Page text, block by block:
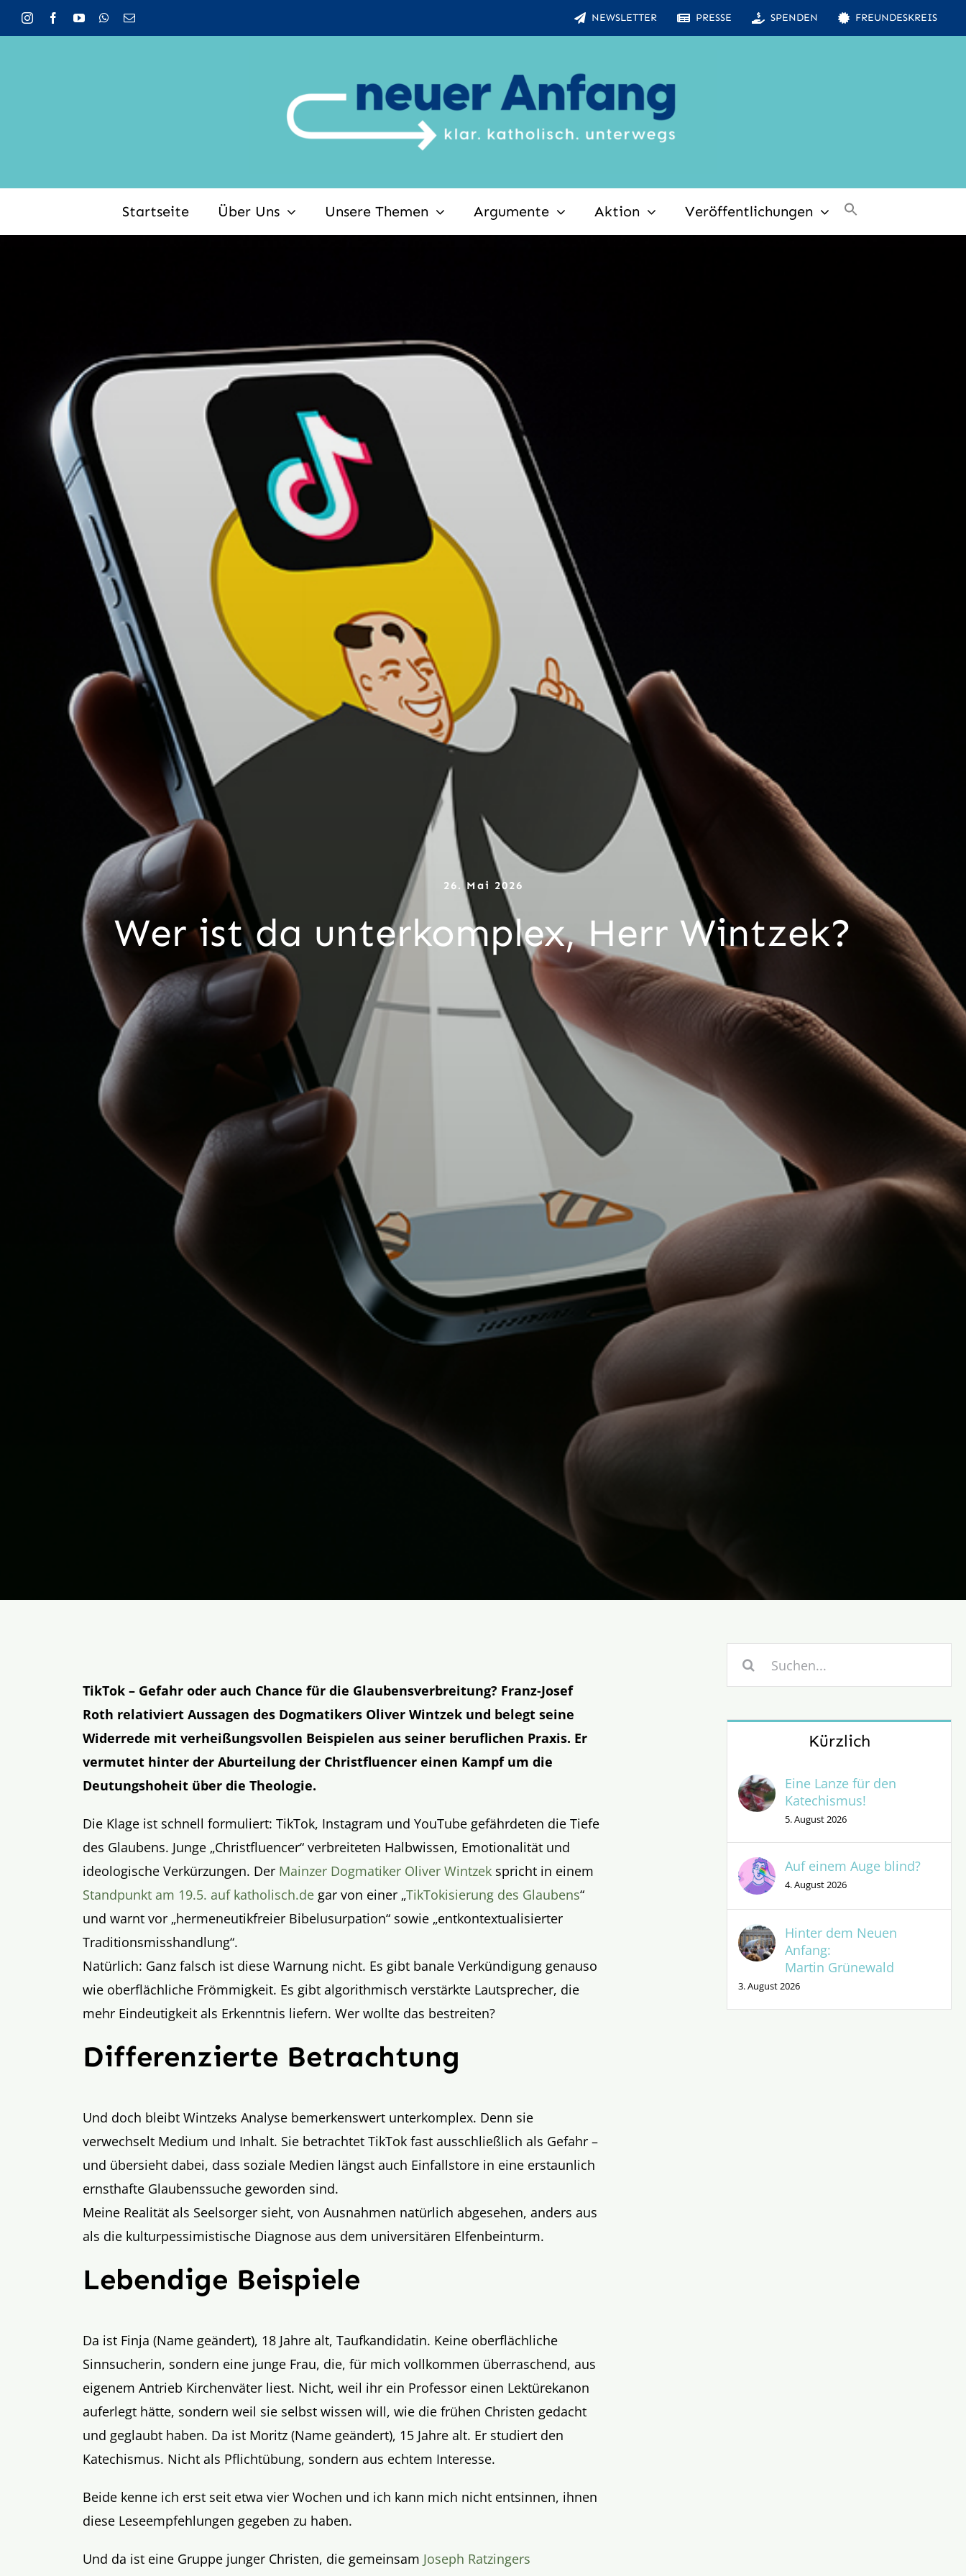
Zum
Inhalt
NEWSLETTER PRESSE SPENDEN FREUNDESKREIS
Startseite Über Uns Unsere Themen Argumente Aktion Veröffentlichungen
26. Mai 2026
Wer ist da unterkomplex, Herr Wintzek?
TikTok – Gefahr oder auch Chance für die Glaubensverbreitung? Franz-Josef
Roth relativiert Aussagen des Dogmatikers Oliver Wintzek und belegt seine
Widerrede mit verheißungsvollen Beispielen aus seiner beruflichen Praxis. Er
vermutet hinter der Aburteilung der Christfluencer einen Kampf um die
Deutungshoheit über die Theologie.
Die Klage ist schnell formuliert: TikTok, Instagram und YouTube gefährdeten die Tiefe
des Glaubens. Junge „Christfluencer“ verbreiteten Halbwissen, Emotionalität und
ideologische Verkürzungen. Der Mainzer Dogmatiker Oliver Wintzek spricht in einem
Standpunkt am 19.5. auf katholisch.de gar von einer „TikTokisierung des Glaubens“
und warnt vor „hermeneutikfreier Bibelusurpation“ sowie „entkontextualisierter
Traditionsmisshandlung“.
Natürlich: Ganz falsch ist diese Warnung nicht. Es gibt banale Verkündigung genauso
wie oberflächliche Frömmigkeit. Es gibt algorithmisch verstärkte Lautsprecher, die
mehr Eindeutigkeit als Erkenntnis liefern. Wer wollte das bestreiten?
Differenzierte Betrachtung
Und doch bleibt Wintzeks Analyse bemerkenswert unterkomplex. Denn sie
verwechselt Medium und Inhalt. Sie betrachtet TikTok fast ausschließlich als Gefahr –
und übersieht dabei, dass soziale Medien längst auch Einfallstore in eine erstaunlich
ernsthafte Glaubenssuche geworden sind.
Meine Realität als Seelsorger sieht, von Ausnahmen natürlich abgesehen, anders aus
als die kulturpessimistische Diagnose aus dem universitären Elfenbeinturm.
Lebendige Beispiele
Da ist Finja (Name geändert), 18 Jahre alt, Taufkandidatin. Keine oberflächliche
Sinnsucherin, sondern eine junge Frau, die, für mich vollkommen überraschend, aus
eigenem Antrieb Kirchenväter liest. Nicht, weil ihr ein Professor einen Lektürekanon
auferlegt hätte, sondern weil sie selbst wissen will, wie die frühen Christen gedacht
und geglaubt haben. Da ist Moritz (Name geändert), 15 Jahre alt. Er studiert den
Katechismus. Nicht als Pflichtübung, sondern aus echtem Interesse.
Beide kenne ich erst seit etwa vier Wochen und ich kann mich nicht entsinnen, ihnen
diese Leseempfehlungen gegeben zu haben.
Und da ist eine Gruppe junger Christen, die gemeinsam Joseph Ratzingers
nach:
Kürzlich
Eine Lanze für den
Katechismus!
5. August 2026
Auf einem Auge blind?
4. August 2026
Hinter dem Neuen
Anfang:
Martin Grünewald
3. August 2026